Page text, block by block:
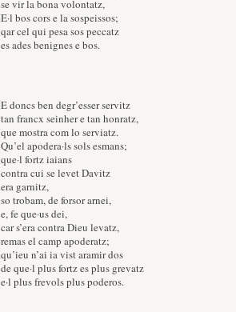
se vir la bona volontatz,
E·l bos cors e la sospeissos;
qar cel qui pesa sos peccatz
es ades benignes e bos.
E doncs ben degr’esser servitz
tan francx seinher e tan honratz,
que mostra com lo serviatz.
Qu’el apodera·ls sols esmans;
que·l fortz iaians
contra cui se levet Davitz
era garnitz,
so trobam, de forsor arnei,
e, fe que·us dei,
car s’era contra Dieu levatz,
remas el camp apoderatz;
qu’ieu n’ai ia vist aramir dos
de que·l plus fortz es plus grevatz
e·l plus frevols plus poderos.